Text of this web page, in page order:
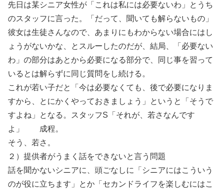
先日は某シニア女性が「これは私には必要ないわ」とうち
のスタッフに言った。「だって、聞いても解らないもの」
彼女は生徒さんなので、あまりにもわからない場合にはし
ょうがないかな、とスルーしたのだが、結局、「必要ない
わ」の部分はあとから必要になる部分で、同じ事を習って
いるとは解らずに同じ質問をし続ける。
これが若い子だと「今は必要なくても、後で必要になりま
すから、とにかくやっておきましょう」というと「そうで
すよね」となる。スタッフS「それが、若さなんです
よ」 成程。
そう、若さ。
２）提供者がうまく話をできないと言う問題
話を聞かないシニアに、頭ごなしに「シニアにはこういう
のが役に立ちます」とか「セカンドライフを楽しむにはこ